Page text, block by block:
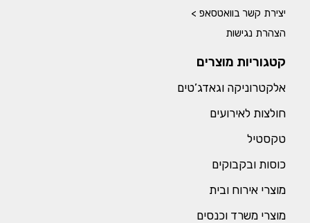
יצירת קשר בוואטסאפ >
הצהרת נגישות
קטגוריות מוצרים
אלקטרוניקה וגאדג’טים
חולצות לאירועים
טקסטיל
כוסות ובקבוקים
מוצרי אירוח ובית
מוצרי משרד וכנסים